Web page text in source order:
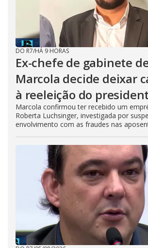
DO R7/HÁ 9 HORAS
Ex-chefe de gabinete
Marcola decide deixar
à reeleição do
Marcola confirmou ter recebido um
Roberta Luchsinger, investigada por
envolvimento com as fraudes nas